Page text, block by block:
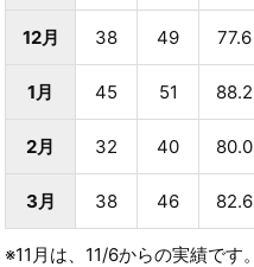
12月 38 49 77.6
1月 45 51 88.2
2月 32 40 80.0
3月 38 46 82.6
※11月は、11/6からの実績です。